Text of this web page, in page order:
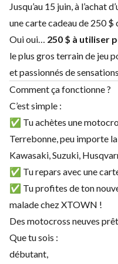
Jusqu’au 15 juin, à l’achat
une carte cadeau de 250
Oui oui… 250 $ à utiliser
le plus gros terrain de jeu
et passionnés de
Comment ça fonctionne ?
C’est simple :
✅ Tu achètes une
Terrebonne, peu importe
Kawasaki, Suzuki,
✅ Tu repars avec une
✅ Tu profites de ton
malade chez XTOWN !
Des motocross neuves
Que tu sois :
débutant,